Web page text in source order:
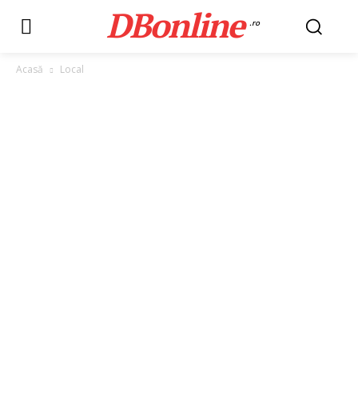
DBonline .ro
Acasă Local